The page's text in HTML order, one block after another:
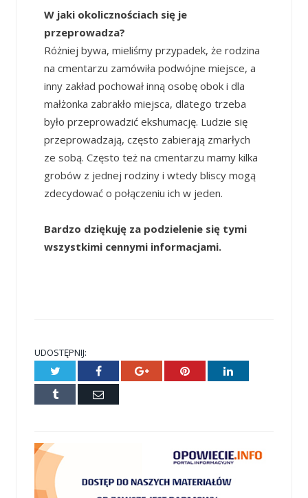
W jaki okolicznościach się je
przeprowadza?
Różniej bywa, mieliśmy przypadek, że rodzina
na cmentarzu zamówiła podwójne miejsce, a
inny zakład pochował inną osobę obok i dla
małżonka zabrakło miejsca, dlatego trzeba
było przeprowadzić ekshumację. Ludzie się
przeprowadzają, często zabierają zmarłych
ze sobą. Często też na cmentarzu mamy kilka
grobów z jednej rodziny i wtedy bliscy mogą
zdecydować o połączeniu ich w jeden.
Bardzo dziękuję za podzielenie się tymi
wszystkimi cennymi informacjami.
UDOSTĘPNIJ:
Twitter Facebook Google+ Pinterest LinkedIn
Tumblr
E-